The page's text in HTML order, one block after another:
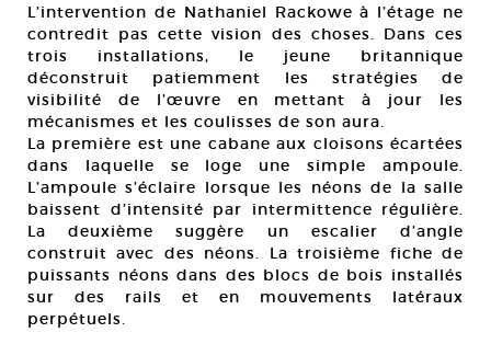
L’intervention de Nathaniel Rackowe à l’étage ne
contredit pas cette vision des choses. Dans ces
trois installations, le jeune britannique
déconstruit patiemment les stratégies de
visibilité de l’œuvre en mettant à jour les
mécanismes et les coulisses de son aura.
La première est une cabane aux cloisons écartées
dans laquelle se loge une simple ampoule.
L’ampoule s’éclaire lorsque les néons de la salle
baissent d’intensité par intermittence régulière.
La deuxième suggère un escalier d’angle
construit avec des néons. La troisième fiche de
puissants néons dans des blocs de bois installés
sur des rails et en mouvements latéraux
perpétuels.